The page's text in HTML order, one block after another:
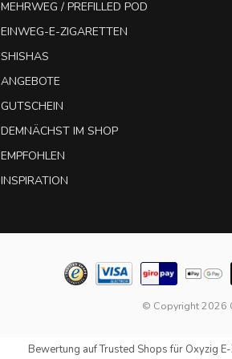
MEHRWEG / PREFILLED POD
EINWEG-E-ZIGARETTEN
SHISHAS
ANGEBOTE
GUTSCHEIN
DEMNÄCHST IM SHOP
EMPFOHLEN
INSPIRATION
© Copyright 2026
Bewertung aufTrusted Shopsfür Oxyzig